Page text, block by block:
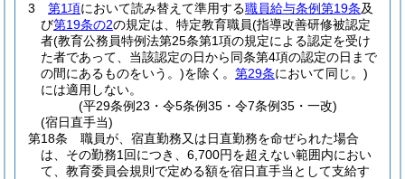
3
第1項において読み替えて準用する職員給与条例第19条及
び第19条の2の規定は、特定教育職員(指導改善研修被認定
者(教育公務員特例法第25条第1項の規定による認定を受け
た者であって、当該認定の日から同条第4項の認定の日まで
の間にあるものをいう。)を除く。 第29条において同じ。)
には適用しない。
(平29条例23・令5条例35・令7条例35・一改)
(宿日直手当)
第18条
職員が、宿直勤務又は日直勤務を命ぜられた場合
は、その勤務1回につき、6,700円を超えない範囲内におい
て、教育委員会規則で定める額を宿日直手当として支給す